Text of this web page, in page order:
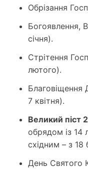
Обрізання
Богоявлення,
січня).
Стрітення
лютого).
Благовіщення
7 квітня).
Великий піст
обрядом із 14
східним – з 18
День Святого